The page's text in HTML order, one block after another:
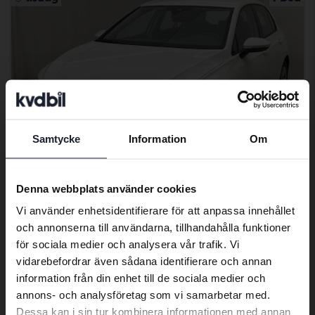
Samtycke Information Om
Denna webbplats använder cookies
Vi använder enhetsidentifierare för att anpassa innehållet
och annonserna till användarna, tillhandahålla funktioner
för sociala medier och analysera vår trafik. Vi
vidarebefordrar även sådana identifierare och annan
information från din enhet till de sociala medier och
annons- och analysföretag som vi samarbetar med.
Dessa kan i sin tur kombinera informationen med annan
Testad
Volkswagen Golf
VIII TGI 5dr
2023
7 086 mil
Gas
Åkersberga (Runö)
Ledande bud 101 000 kr
Preferred language
We have detected that your browser
Swedish. To better service our friends
abroad we have an English language
site (kvdcars.com) that contains all the
same vehicles and services.